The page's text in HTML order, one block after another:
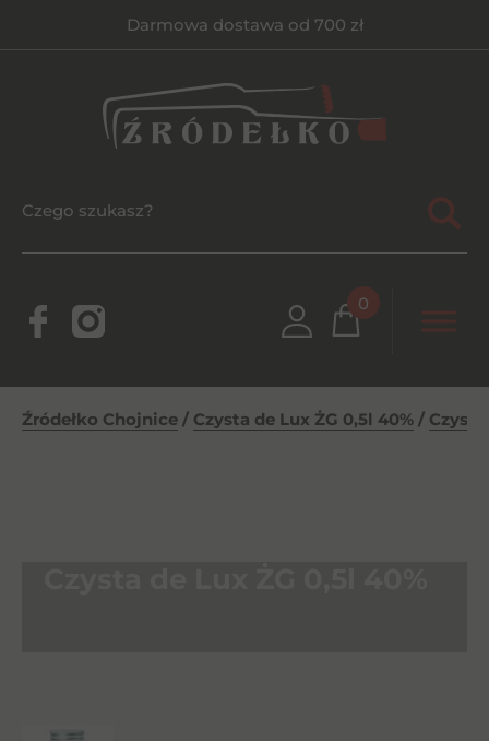
Darmowa dostawa od 700 zł
0
Źródełko Chojnice / Czysta de Lux ŻG 0,5l 40% /